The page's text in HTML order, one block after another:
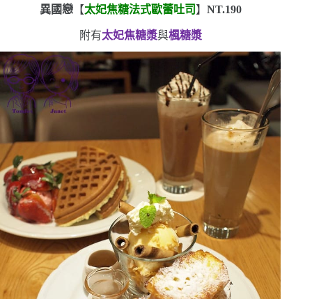
異國戀【太妃焦糖法式歐蕾吐司 】 NT.190
附有太妃焦糖漿與楓糖漿